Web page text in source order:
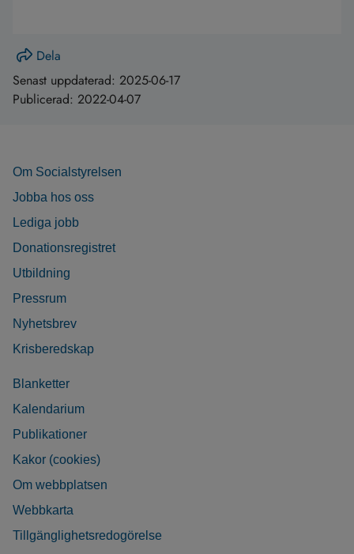
Dela
Senast uppdaterad: 2025-06-17
Publicerad: 2022-04-07
Om Socialstyrelsen
Jobba hos oss
Lediga jobb
Donationsregistret
Utbildning
Pressrum
Nyhetsbrev
Krisberedskap
Blanketter
Kalendarium
Publikationer
Kakor (cookies)
Om webbplatsen
Webbkarta
Tillgänglighetsredogörelse